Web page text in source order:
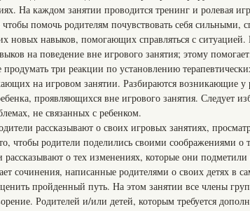
На каждом занятии проводится тренинг и ролевая
чтобы помочь родителям почувствовать себя сильными,
новых навыков, помогающих справляться с
на поведение вне игрового занятия; этому
продумать три реакции по установлению
на игровом занятии. Разбираются возникающие у
проявляющихся вне игрового занятия. Следует
не связанных с ребенком.
рассказывают о своих игровых занятиях,
чтобы родители поделились своими соображениями
рассказывают о тех изменениях, которые они
сочинения, написанные родителями о своих детях в
пройденный путь. На этом занятии все члены
Родителей и/или детей, которым требуется